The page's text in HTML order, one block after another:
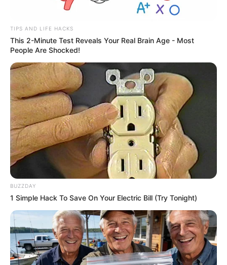
TIPS AND LIFE HACKS
This 2-Minute Test Reveals Your Real Brain Age - Most
People Are Shocked!
BUZZDAY
1 Simple Hack To Save On Your Electric Bill (Try Tonight)